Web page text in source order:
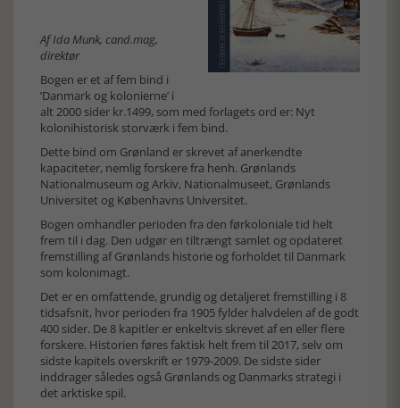
Af Ida Munk, cand.mag,
direktør
Bogen er et af fem bind i
’Danmark og kolonierne’ i
alt 2000 sider kr.1499, som med forlagets ord er: Nyt
kolonihistorisk storværk i fem bind.
Dette bind om Grønland er skrevet af anerkendte
kapaciteter, nemlig forskere fra henh. Grønlands
Nationalmuseum og Arkiv, Nationalmuseet, Grønlands
Universitet og Københavns Universitet.
Bogen omhandler perioden fra den førkoloniale tid helt
frem til i dag. Den udgør en tiltrængt samlet og opdateret
fremstilling af Grønlands historie og forholdet til Danmark
som kolonimagt.
Det er en omfattende, grundig og detaljeret fremstilling i 8
tidsafsnit, hvor perioden fra 1905 fylder halvdelen af de godt
400 sider. De 8 kapitler er enkeltvis skrevet af en eller flere
forskere. Historien føres faktisk helt frem til 2017, selv om
sidste kapitels overskrift er 1979-2009. De sidste sider
inddrager således også Grønlands og Danmarks strategi i
det arktiske spil.